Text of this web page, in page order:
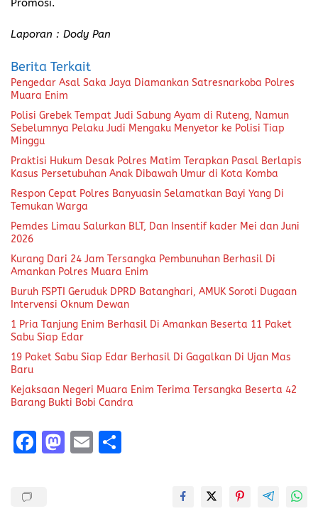
Promosi.
Laporan : Dody Pan
Berita Terkait
Pengedar Asal Saka Jaya Diamankan Satresnarkoba Polres
Muara Enim
Polisi Grebek Tempat Judi Sabung Ayam di Ruteng, Namun
Sebelumnya Pelaku Judi Mengaku Menyetor ke Polisi Tiap
Minggu
Praktisi Hukum Desak Polres Matim Terapkan Pasal Berlapis
Kasus Persetubuhan Anak Dibawah Umur di Kota Komba
Respon Cepat Polres Banyuasin Selamatkan Bayi Yang Di
Temukan Warga
Pemdes Limau Salurkan BLT, Dan Insentif kader Mei dan Juni
2026
Kurang Dari 24 Jam Tersangka Pembunuhan Berhasil Di
Amankan Polres Muara Enim
Buruh FSPTI Geruduk DPRD Batanghari, AMUK Soroti Dugaan
Intervensi Oknum Dewan
1 Pria Tanjung Enim Berhasil Di Amankan Beserta 11 Paket
Sabu Siap Edar
19 Paket Sabu Siap Edar Berhasil Di Gagalkan Di Ujan Mas
Baru
Kejaksaan Negeri Muara Enim Terima Tersangka Beserta 42
Barang Bukti Bobi Candra
F
M E